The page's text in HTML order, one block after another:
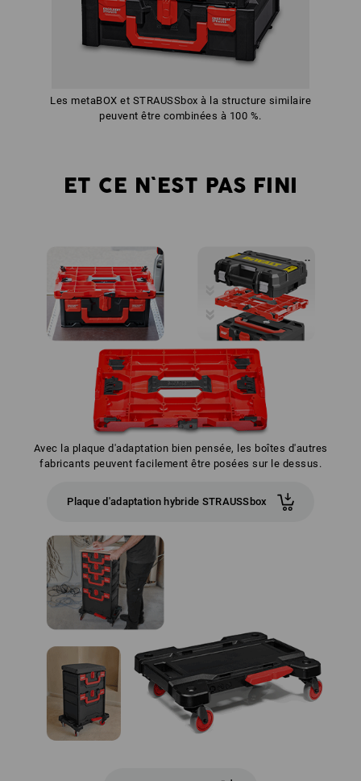
Les metaBOX et STRAUSSbox à la structure similaire
peuvent être combinées à 100 %.
ET CE N`EST PAS FINI
Avec la plaque d'adaptation bien pensée, les boîtes d'autres
fabricants peuvent facilement être posées sur le dessus.
Plaque d'adaptation hybride STRAUSSbox